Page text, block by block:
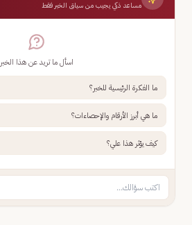
مساعد ذكي يجيب من سياق الخبر فقط
اسأل ما تريد عن هذا الخبر
ما الفكرة الرئيسية للخبر؟
ما هي أبرز الأرقام والإحصاءات؟
كيف يؤثر هذا علي؟